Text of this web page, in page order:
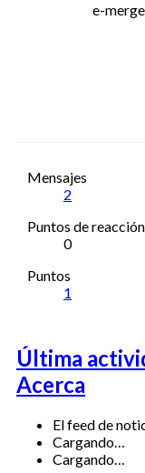
e-
Mensajes
2
Puntos de reacción
0
Puntos
1
Última
Acerca
El feed de
Cargando…
Cargando…